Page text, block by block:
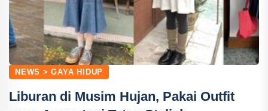
NEWS > GAYA HIDUP
Liburan di Musim Hujan, Pakai Outfit